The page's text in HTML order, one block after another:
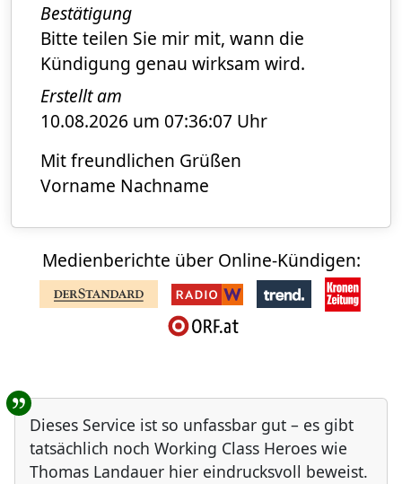
Bestätigung
Bitte teilen Sie mir mit, wann die
Kündigung genau wirksam wird.
Erstellt am
10.08.2026 um 07:36:07 Uhr
Mit freundlichen Grüßen
Vorname Nachname
Medienberichte über Online-Kündigen:
Benutzer-Rückmeldungen
Dieses Service ist so unfassbar gut – es gibt
tatsächlich noch Working Class Heroes wie
Thomas Landauer hier eindrucksvoll beweist.